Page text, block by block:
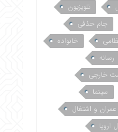
تلویزیون
جام حذفی
خانواده
رسانه
خارجی
سینما
عمران و اشتغال
اروپا